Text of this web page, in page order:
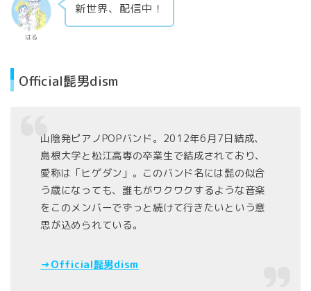
はる
新世界、配信中！
Official髭男dism
山陰発ピアノPOPバンド。2012年6月7日結成、
島根大学と松江高専の卒業生で結成されており、
愛称は「ヒゲダン」。このバンド名には髭の似合
う歳になっても、誰もがワクワクするような音楽
をこのメンバーでずっと続けて行きたいという意
思が込められている。
→Official髭男dism